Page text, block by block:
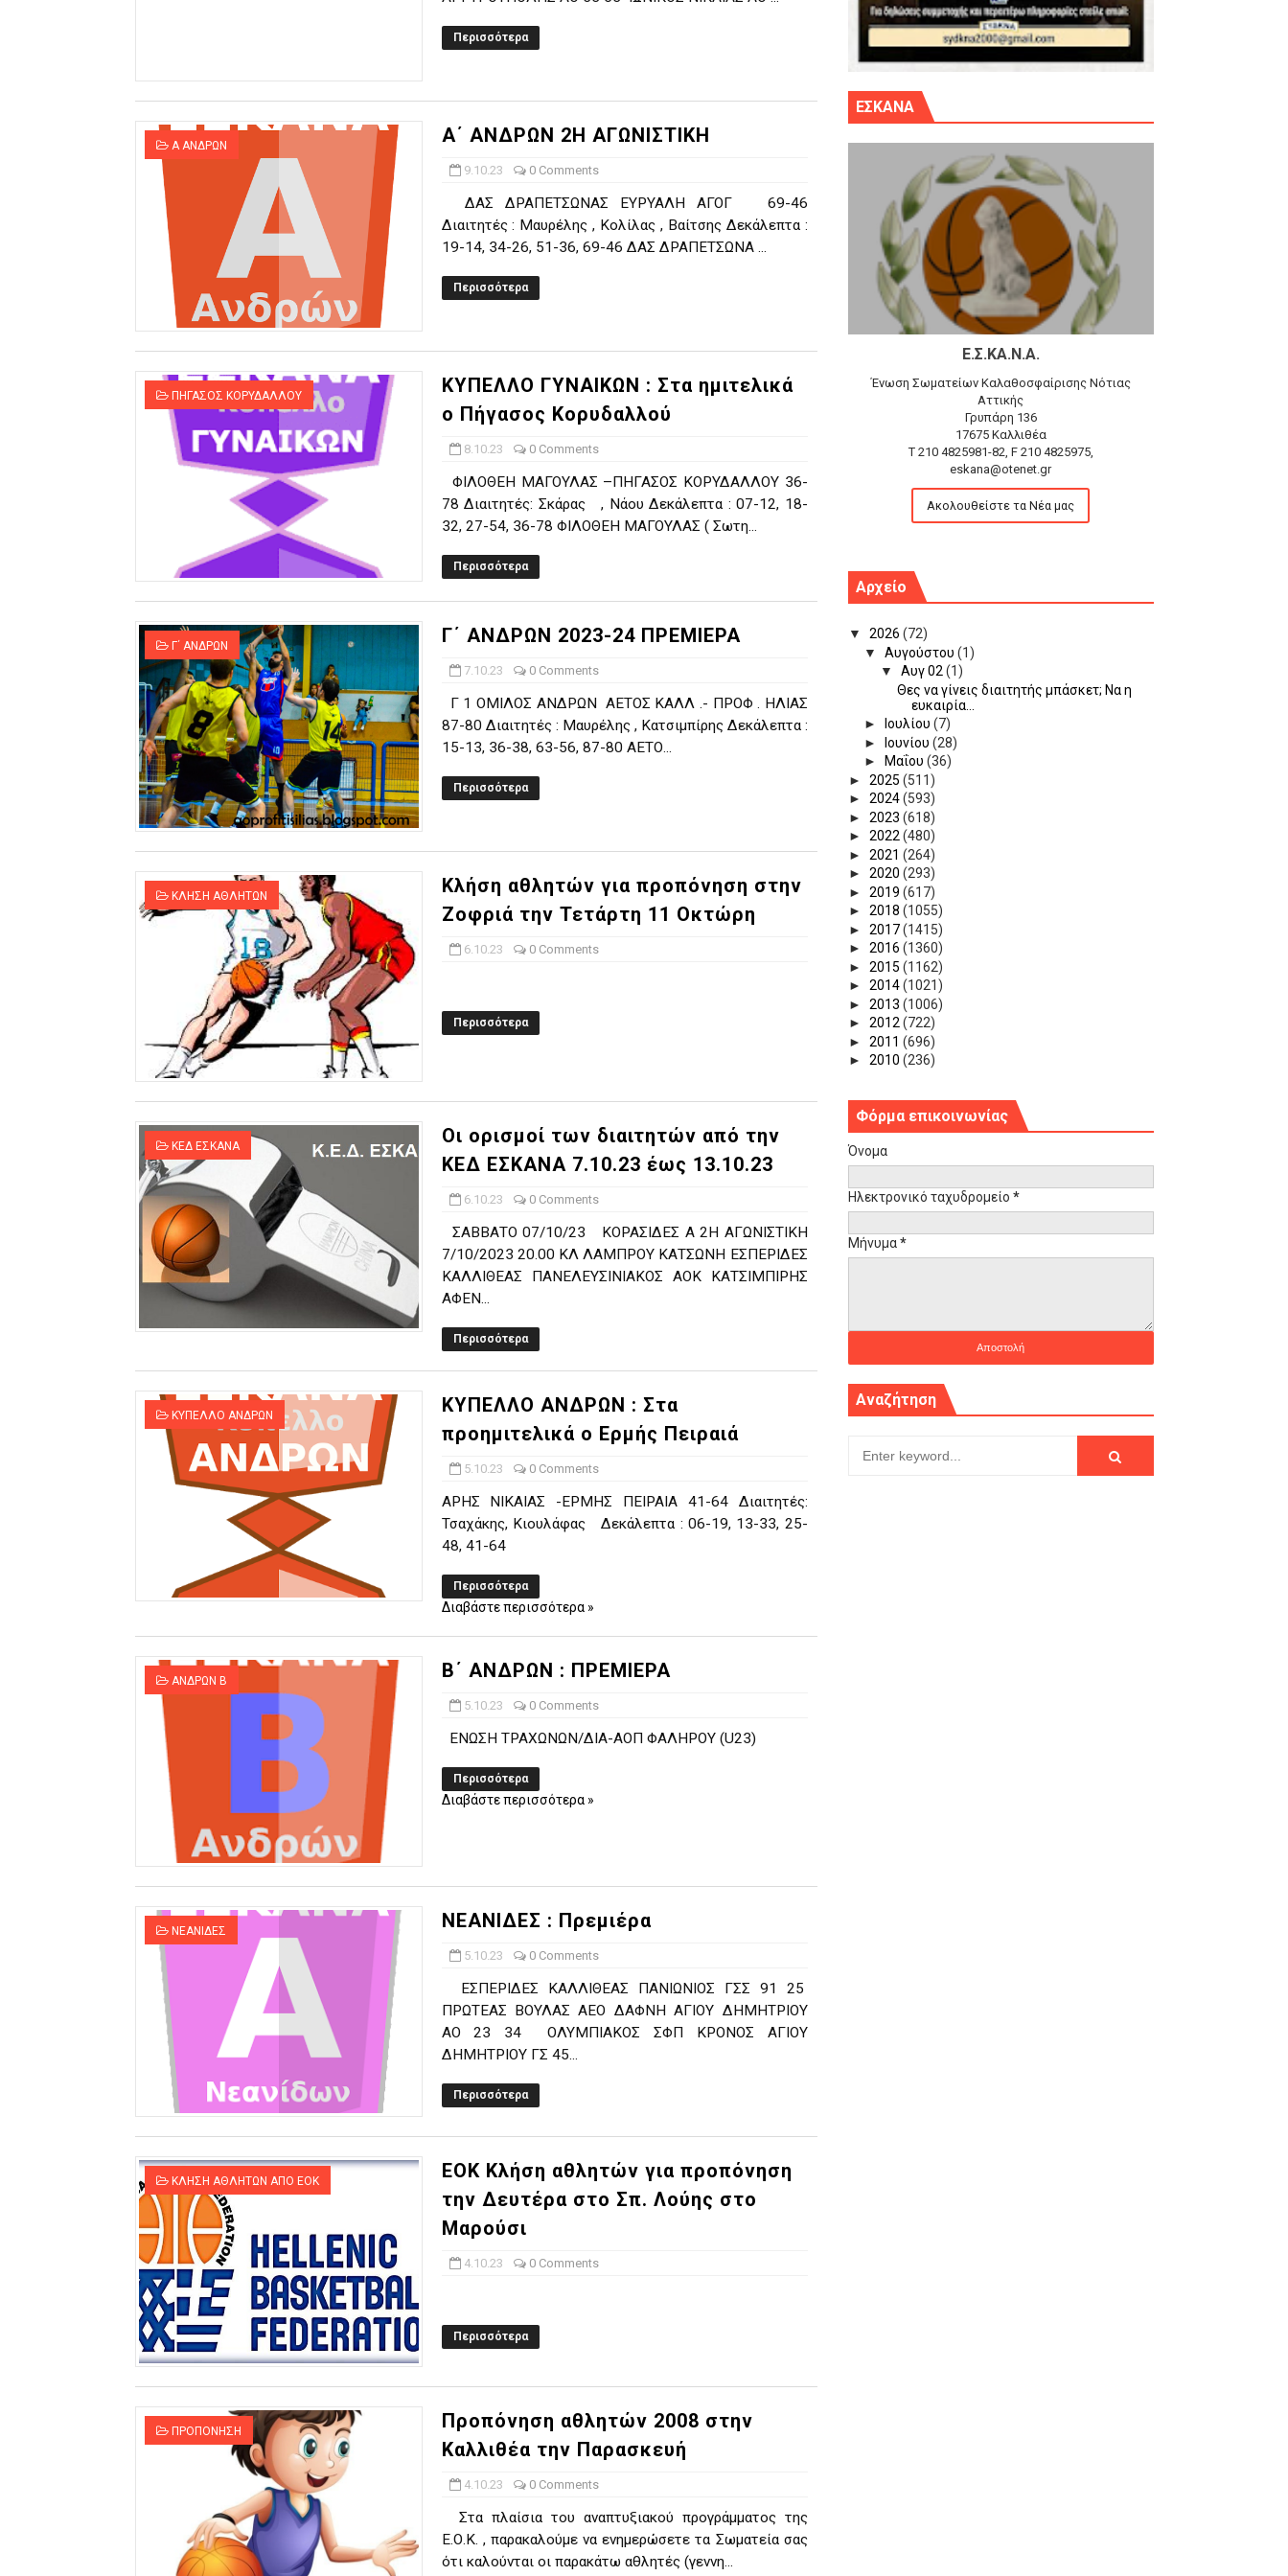
ΧΡΟΝΙΑ ΠΟΛΛΑ ΣΤΟ ΕΛΛΗΝΙΚΟ ΜΠΑΣΚΕΤ : 39Η ΕΠΕΤΕΙΟΣ ΑΠΟ ΤΟ ΕΠΟΣ ΤΟΥ 1987
Ο δρόμος για τον 29ο τελικό κυπέλλου ανδρών ΕΣΚΑΝΑ Μανδραϊκός Προοδευτική στο νέο κλ. Αγίου Δημητρίου την Κυριακή 14.6.26
U21: Τεράστια πρόκριση για τον Πανελευσινιακό στον τελικό αύριο με Αρετσού (το video του αγώνα)
Γ΄ανδρών play offs : "Σκληρό" καρύδι η Φιλία Περάματος έφερε την σειρά στα ίσια (1-1) νίκησε τον Προφήτη Ηλία 78-74 στα Καμίνια
Play off B εφήβων Β φάση Στο f4 ΑΕ Ρέντη, Πέρα , Ερμής Αργυρ. και Δραπετσώνα
Περισσότερα
Α ΑΝΔΡΩΝ Α΄ ΑΝΔΡΩΝ 2Η ΑΓΩΝΙΣΤΙΚΗ
9.10.23 0 Comments
ΔΑΣ ΔΡΑΠΕΤΣΩΝΑΣ ΕΥΡΥΑΛΗ ΑΓΟΓ 69-46
Διαιτητές : Μαυρέλης , Κολίλας , Βαίτσης Δεκάλεπτα :
19-14, 34-26, 51-36, 69-46 ΔΑΣ ΔΡΑΠΕΤΣΩΝΑ ...
Περισσότερα
ΠΗΓΑΣΟΣ ΚΟΡΥΔΑΛΛΟΥ
ΚΥΠΕΛΛΟ ΓΥΝΑΙΚΩΝ : Στα ημιτελικά
ο Πήγασος Κορυδαλλού
8.10.23 0 Comments
ΦΙΛΟΘΕΗ ΜΑΓΟΥΛΑΣ –ΠΗΓΑΣΟΣ ΚΟΡΥΔΑΛΛΟΥ 36-
78 Διαιτητές: Σκάρας , Νάου Δεκάλεπτα : 07-12, 18-
32, 27-54, 36-78 ΦΙΛΟΘΕΗ ΜΑΓΟΥΛΑΣ ( Σωτη...
Περισσότερα
Γ΄ ΑΝΔΡΩΝ Γ΄ ΑΝΔΡΩΝ 2023-24 ΠΡΕΜΙΕΡΑ
7.10.23 0 Comments
Γ 1 ΟΜΙΛΟΣ ΑΝΔΡΩΝ ΑΕΤΟΣ ΚΑΛΛ .- ΠΡΟΦ . ΗΛΙΑΣ
87-80 Διαιτητές : Μαυρέλης , Κατσιμπίρης Δεκάλεπτα :
15-13, 36-38, 63-56, 87-80 ΑΕΤΟ...
Περισσότερα
ΚΛΗΣΗ ΑΘΛΗΤΩΝ
Κλήση αθλητών για προπόνηση στην
Ζοφριά την Τετάρτη 11 Οκτώρη
6.10.23 0 Comments
Περισσότερα
ΚΕΔ ΕΣΚΑΝΑ
Οι ορισμοί των διαιτητών από την
ΚΕΔ ΕΣΚΑΝΑ 7.10.23 έως 13.10.23
6.10.23 0 Comments
ΣΑΒΒΑΤΟ 07/10/23 ΚΟΡΑΣΙΔΕΣ Α 2Η ΑΓΩΝΙΣΤΙΚΗ
7/10/2023 20.00 ΚΛ ΛΑΜΠΡΟΥ ΚΑΤΣΩΝΗ ΕΣΠΕΡΙΔΕΣ
ΚΑΛΛΙΘΕΑΣ ΠΑΝΕΛΕΥΣΙΝΙΑΚΟΣ ΑΟΚ ΚΑΤΣΙΜΠΙΡΗΣ
ΑΦΕΝ...
Περισσότερα
ΚΥΠΕΛΛΟ ΑΝΔΡΩΝ
ΚΥΠΕΛΛΟ ΑΝΔΡΩΝ : Στα
προημιτελικά ο Ερμής Πειραιά
5.10.23 0 Comments
ΑΡΗΣ ΝΙΚΑΙΑΣ -ΕΡΜΗΣ ΠΕΙΡΑΙΑ 41-64 Διαιτητές:
Τσαχάκης, Κιουλάφας Δεκάλεπτα : 06-19, 13-33, 25-
48, 41-64
Περισσότερα
Διαβάστε περισσότερα »
ΑΝΔΡΩΝ Β Β΄ ΑΝΔΡΩΝ : ΠΡΕΜΙΕΡΑ
5.10.23 0 Comments
ΕΝΩΣΗ ΤΡΑΧΩΝΩΝ/ΔΙΑ-ΑΟΠ ΦΑΛΗΡΟΥ (U23)
Περισσότερα
Διαβάστε περισσότερα »
ΝΕΑΝΙΔΕΣ ΝΕΑΝΙΔΕΣ : Πρεμιέρα
5.10.23 0 Comments
ΕΣΠΕΡΙΔΕΣ ΚΑΛΛΙΘΕΑΣ ΠΑΝΙΩΝΙΟΣ ΓΣΣ 91 25
ΠΡΩΤΕΑΣ ΒΟΥΛΑΣ ΑΕΟ ΔΑΦΝΗ ΑΓΙΟΥ ΔΗΜΗΤΡΙΟΥ
ΑΟ 23 34 ΟΛΥΜΠΙΑΚΟΣ ΣΦΠ ΚΡΟΝΟΣ ΑΓΙΟΥ
ΔΗΜΗΤΡΙΟΥ ΓΣ 45...
Περισσότερα
ΚΛΗΣΗ ΑΘΛΗΤΩΝ ΑΠΟ ΕΟΚ
ΕΟΚ Κλήση αθλητών για προπόνηση
την Δευτέρα στο Σπ. Λούης στο
Μαρούσι
4.10.23 0 Comments
Περισσότερα
ΠΡΟΠΟΝΗΣΗ
Προπόνηση αθλητών 2008 στην
Καλλιθέα την Παρασκευή
4.10.23 0 Comments
Στα πλαίσια του αναπτυξιακού προγράμματος της
Ε.Ο.Κ. , παρακαλούμε να ενημερώσετε τα Σωματεία σας
ότι καλούνται οι παρακάτω αθλητές (γεννη...
ΕΣΚΑΝΑ
Ε.Σ.ΚΑ.Ν.Α.
Ένωση Σωματείων Καλαθοσφαίρισης Νότιας
Αττικής
Γρυπάρη 136
17675 Καλλιθέα
T 210 4825981-82, F 210 4825975,
eskana@otenet.gr
Ακολουθείστε τα Νέα μας
Αρχείο
▼ 2026 (72)
▼Αυγούστου(1)
▼Αυγ 02(1)
Θες να γίνεις διαιτητής μπάσκετ; Να η
ευκαιρία...
►
Ιουλίου(7)
►
Ιουνίου(28)
► Μαΐου(36)
► 2025 (511)
► 2024(593)
► 2023 (618)
► 2022(480)
► 2021 (264)
► 2020 (293)
► 2019 (617)
► 2018 (1055)
► 2017(1415)
► 2016 (1360)
► 2015 (1162)
► 2014(1021)
► 2013 (1006)
► 2012(722)
► 2011 (696)
► 2010 (236)
Φόρμα επικοινωνίας
Όνομα
Ηλεκτρονικό ταχυδρομείο *
Μήνυμα*
Αναζήτηση